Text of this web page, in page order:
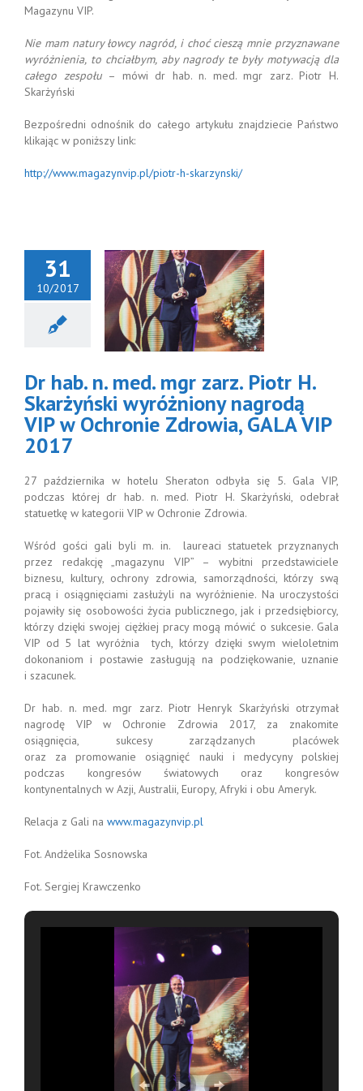
Magazynu VIP.
Nie mam natury łowcy nagród, i choć cieszą mnie przyznawane
wyróżnienia, to chciałbym, aby nagrody te były motywacją dla
całego zespołu– mówi dr hab. n. med. mgr zarz. Piotr H.
Skarżyński
Bezpośredni odnośnik do całego artykułu znajdziecie Państwo
klikając w poniższy link:
http://www.magazynvip.pl/piotr-h-skarzynski/
31
10/2017
n. med.
Piotr H.
Ochronie
GALA VIP
2017
Dr hab. n. med. mgr zarz. Piotr H.
Skarżyński wyróżniony nagrodą
VIP w Ochronie Zdrowia, GALA VIP
2017
27 października w hotelu Sheraton odbyła się 5. Gala VIP,
podczas której dr hab. n. med. Piotr H. Skarżyński, odebrał
statuetkę w kategorii VIP w Ochronie Zdrowia.
Wśród gości gali byli m. in. laureaci statuetek przyznanych
przez redakcję „magazynu VIP” – wybitni przedstawiciele
biznesu, kultury, ochrony zdrowia, samorządności, którzy swą
pracą i osiągnięciami zasłużyli na wyróżnienie. Na uroczystości
pojawiły się osobowości życia publicznego, jak i przedsiębiorcy,
którzy dzięki swojej ciężkiej pracy mogą mówić o sukcesie. Gala
VIP od 5 lat wyróżnia tych, którzy dzięki swym wieloletnim
dokonaniom i postawie zasługują na podziękowanie, uznanie
i szacunek.
Dr hab. n. med. mgr zarz. Piotr Henryk Skarżyński otrzymał
nagrodę VIP w Ochronie Zdrowia 2017, za znakomite
osiągnięcia, sukcesy zarządzanych placówek
oraz za promowanie osiągnięć nauki i medycyny polskiej
podczas kongresów światowych oraz kongresów
kontynentalnych w Azji, Australii, Europy, Afryki i obu Ameryk.
Relacja z Gali na www.magazynvip.pl
Fot. Andżelika Sosnowska
Fot. Sergiej Krawczenko